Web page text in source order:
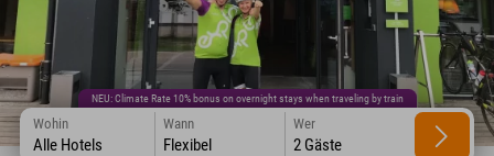
NEU: Climate Rate 10% bonus on overnight stays when traveling by train
Wohin
Alle Hotels
Wann
Flexibel
Wer
2 Gäste